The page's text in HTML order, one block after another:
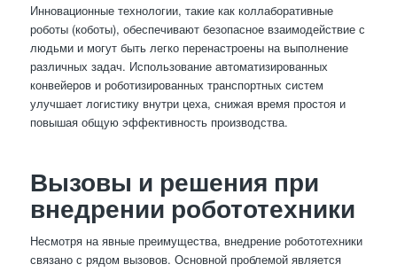
Инновационные технологии, такие как коллаборативные
роботы (коботы), обеспечивают безопасное взаимодействие с
людьми и могут быть легко перенастроены на выполнение
различных задач. Использование автоматизированных
конвейеров и роботизированных транспортных систем
улучшает логистику внутри цеха, снижая время простоя и
повышая общую эффективность производства.
Вызовы и решения при
внедрении робототехники
Несмотря на явные преимущества, внедрение робототехники
связано с рядом вызовов. Основной проблемой является